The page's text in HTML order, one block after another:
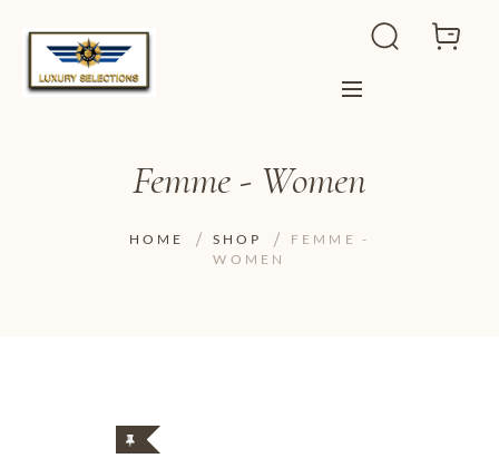
Femme - Women
HOME SHOP
FEMME -
WOMEN